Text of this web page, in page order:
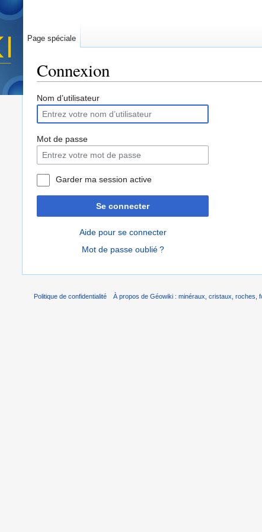
Connexion
Nom d’utilisateur
Mot de passe
Garder ma session active
Se connecter
Aide pour se connecter
Mot de passe oublié ?
Page spéciale
Politique de confidentialité À propos de Géowiki : minéraux, cristaux, roches,